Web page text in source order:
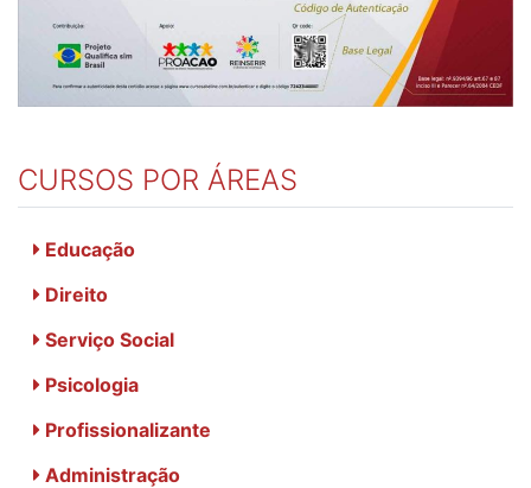
CURSOS POR ÁREAS
Educação
Direito
Serviço Social
Psicologia
Profissionalizante
Administração